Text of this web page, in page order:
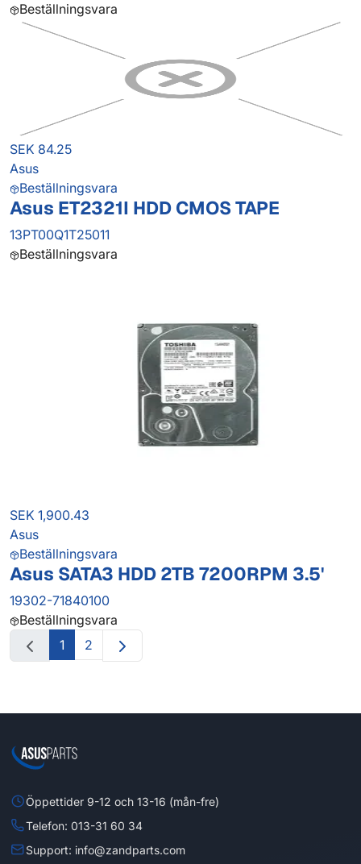
Beställningsvara
SEK 84.25
Asus
Beställningsvara
Asus ET2321I HDD CMOS TAPE
13PT00Q1T25011
Beställningsvara
SEK 1,900.43
Asus
Beställningsvara
Asus SATA3 HDD 2TB 7200RPM 3.5'
19302-71840100
Beställningsvara
1
2
Öppettider 9-12 och 13-16 (mån-fre)
Telefon: 013-31 60 34
Support: info@zandparts.com